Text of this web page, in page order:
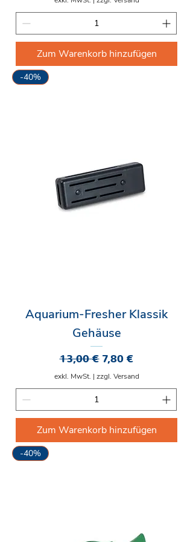
Zum Warenkorb hinzufügen
-40%
Aquarium-Fresher Klassik
Gehäuse
Standardpreis
13,00 € Sale-Preis
7,80 €
exkl. MwSt. | zzgl. Versand
Zum Warenkorb hinzufügen
-40%